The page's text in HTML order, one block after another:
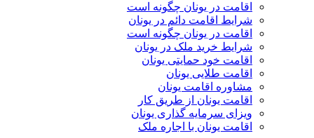
اقامت در یونان چگونه است
شرایط اقامت دائم در یونان
اقامت در یونان چگونه است
شرایط خرید ملک در یونان
اقامت خود حمایتی یونان
اقامت طلایی یونان
مشاوره اقامت یونان
اقامت یونان از طریق کار
ویزای سرمایه گذاری یونان
اقامت یونان با اجاره ملک